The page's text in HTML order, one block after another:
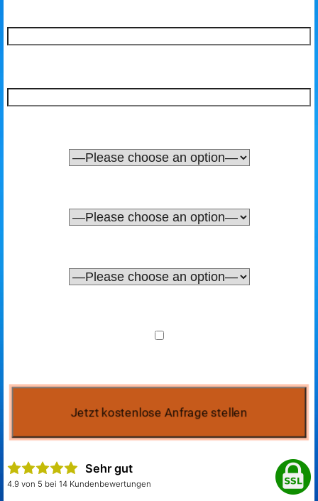
Sehr gut
4.9 von 5 bei 14 Kundenbewertungen